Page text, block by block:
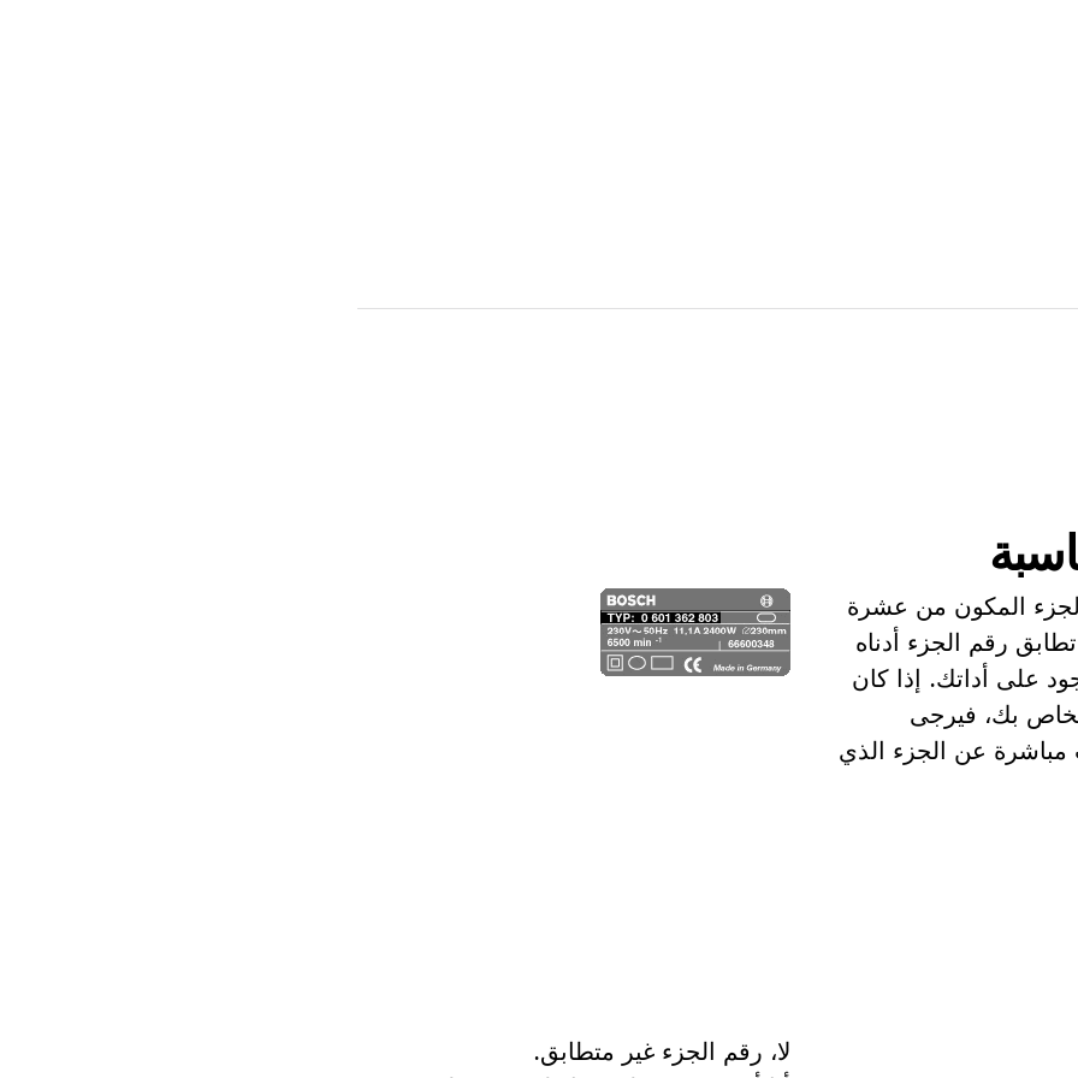
المكون من عشرة
رقم الجزء أدناه
على أداتك. إذا كان
بك، فيرجى
مباشرة عن الجزء الذي
لا، رقم الجزء غير متطابق.